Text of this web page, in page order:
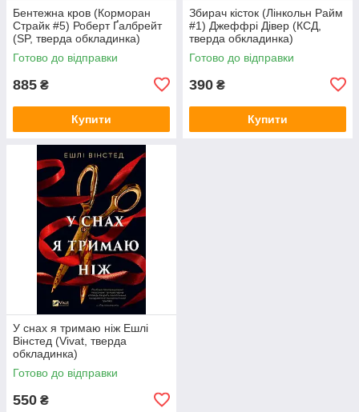
Бентежна кров (Корморан
Страйк #5) Роберт Ґалбрейт
(SP, тверда обкладинка)
Готово до відправки
885 ₴
Купити
Збирач кісток (Лінкольн Райм
#1) Джеффрі Дівер (КСД,
тверда обкладинка)
Готово до відправки
390 ₴
Купити
У снах я тримаю ніж Ешлі
Вінстед (Vivat, тверда
обкладинка)
Готово до відправки
550 ₴